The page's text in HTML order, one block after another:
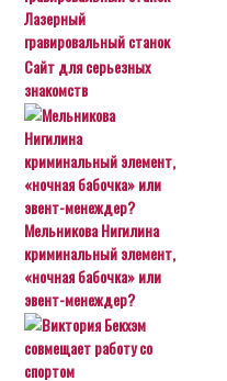
Лазерный
гравировальный станок
Сайт для серьезных
знакомств
Мельникова Нигилина
криминальный элемент,
«ночная бабочка» или
эвент-менеждер?